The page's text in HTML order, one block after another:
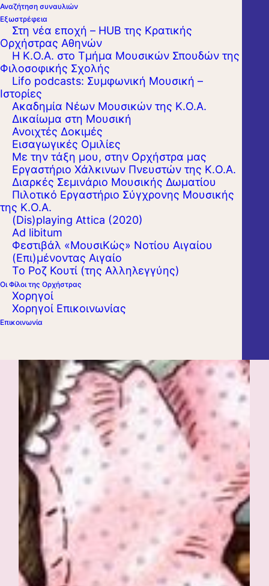
Αναζήτηση συναυλιών
Εξωστρέφεια
Στη νέα εποχή – HUB της Κρατικής
Ορχήστρας Αθηνών
Η Κ.Ο.Α. στο Τμήμα Μουσικών Σπουδών της
Φιλοσοφικής Σχολής
Lifo podcasts: Συμφωνική Μουσική –
Ιστορίες
Ακαδημία Νέων Μουσικών της Κ.Ο.Α.
Δικαίωμα στη Μουσική
Ανοιχτές Δοκιμές
Εισαγωγικές Ομιλίες
Με την τάξη μου, στην Ορχήστρα μας
Εργαστήριo Χάλκινων Πνευστών της Κ.Ο.Α.
Διαρκές Σεμινάριο Μουσικής Δωματίου
Πιλοτικό Εργαστήριο Σύγχρονης Μουσικής
της Κ.Ο.Α.
(Dis)playing Attica (2020)
Ad libitum
Φεστιβάλ «ΜουσιΚώς» Νοτίου Αιγαίου
(Επι)μένοντας Αιγαίο
Το Ροζ Κουτί (της Αλληλεγγύης)
Οι Φίλοι της Ορχήστρας
Χορηγοί
Χορηγοί Επικοινωνίας
Επικοινωνία